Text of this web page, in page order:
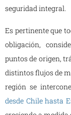
seguridad integral.
Es pertinente que
obligación,
puntos de origen,
distintos flujos de
región se
desde Chile hasta